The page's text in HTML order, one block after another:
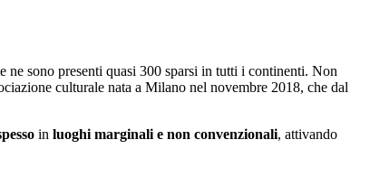
sono presenti quasi 300 sparsi in tutti i continenti. Non
culturale nata a Milano nel novembre 2018, che dal
in luoghi marginali e non convenzionali, attivando